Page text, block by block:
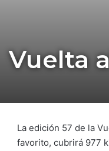
Vuelta
La edición 57 de la
favorito, cubrirá 977